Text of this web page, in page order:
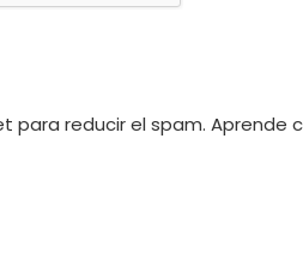
para reducir el spam. Aprende